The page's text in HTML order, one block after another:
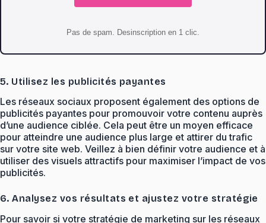
Pas de spam. Desinscription en 1 clic.
5. Utilisez les publicités payantes
Les réseaux sociaux proposent également des options de
publicités payantes pour promouvoir votre contenu auprès
d’une audience ciblée. Cela peut être un moyen efficace
pour atteindre une audience plus large et attirer du trafic
sur votre site web. Veillez à bien définir votre audience et à
utiliser des visuels attractifs pour maximiser l’impact de vos
publicités.
6. Analysez vos résultats et ajustez votre stratégie
Pour savoir si votre stratégie de marketing sur les réseaux